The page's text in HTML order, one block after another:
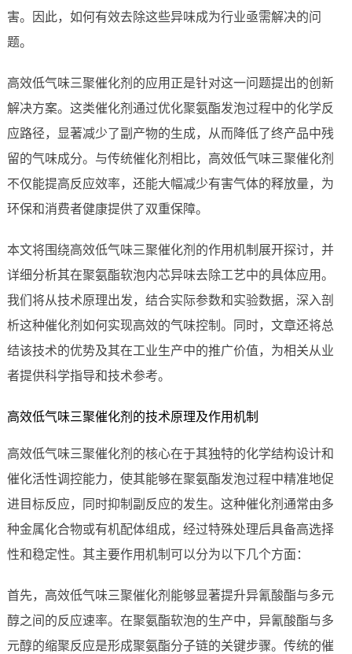
害。因此，如何有效去除这些异味成为行业亟需解决的问
题。
高效低气味三聚催化剂的应用正是针对这一问题提出的创新
解决方案。这类催化剂通过优化聚氨酯发泡过程中的化学反
应路径，显著减少了副产物的生成，从而降低了终产品中残
留的气味成分。与传统催化剂相比，高效低气味三聚催化剂
不仅能提高反应效率，还能大幅减少有害气体的释放量，为
环保和消费者健康提供了双重保障。
本文将围绕高效低气味三聚催化剂的作用机制展开探讨，并
详细分析其在聚氨酯软泡内芯异味去除工艺中的具体应用。
我们将从技术原理出发，结合实际参数和实验数据，深入剖
析这种催化剂如何实现高效的气味控制。同时，文章还将总
结该技术的优势及其在工业生产中的推广价值，为相关从业
者提供科学指导和技术参考。
高效低气味三聚催化剂的技术原理及作用机制
高效低气味三聚催化剂的核心在于其独特的化学结构设计和
催化活性调控能力，使其能够在聚氨酯发泡过程中精准地促
进目标反应，同时抑制副反应的发生。这种催化剂通常由多
种金属化合物或有机配体组成，经过特殊处理后具备高选择
性和稳定性。其主要作用机制可以分为以下几个方面：
首先，高效低气味三聚催化剂能够显著提升异氰酸酯与多元
醇之间的反应速率。在聚氨酯软泡的生产中，异氰酸酯与多
元醇的缩聚反应是形成聚氨酯分子链的关键步骤。传统的催